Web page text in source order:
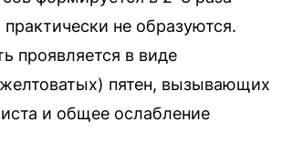
не образуются.
проявляется в виде
пятен, вызывающих
и общее ослабление